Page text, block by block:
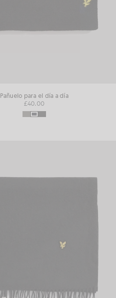
Pañuelo para el día a día
£40.00